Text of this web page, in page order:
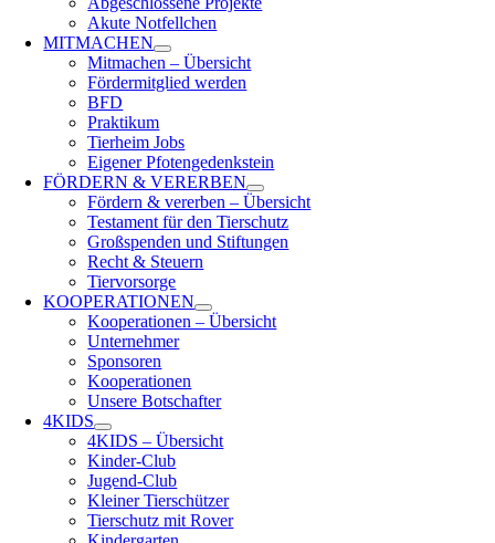
Akute Notfellchen
MITMACHEN
Mitmachen – Übersicht
Fördermitglied werden
BFD
Praktikum
Tierheim Jobs
Eigener Pfotengedenkstein
FÖRDERN & VERERBEN
Fördern & vererben – Übersicht
Testament für den Tierschutz
Großspenden und Stiftungen
Recht & Steuern
Tiervorsorge
KOOPERATIONEN
Kooperationen – Übersicht
Unternehmer
Sponsoren
Kooperationen
Unsere Botschafter
4KIDS
4KIDS – Übersicht
Kinder-Club
Jugend-Club
Kleiner Tierschützer
Tierschutz mit Rover